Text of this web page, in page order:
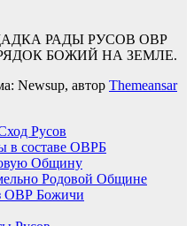
РАДЫ РУСОВ ОВР
БОЖИЙ НА ЗЕМЛЕ.
Newsup, автор Themeansar
Русов
в составе ОВРБ
Общину
Родовой Общине
ОВР Божичи